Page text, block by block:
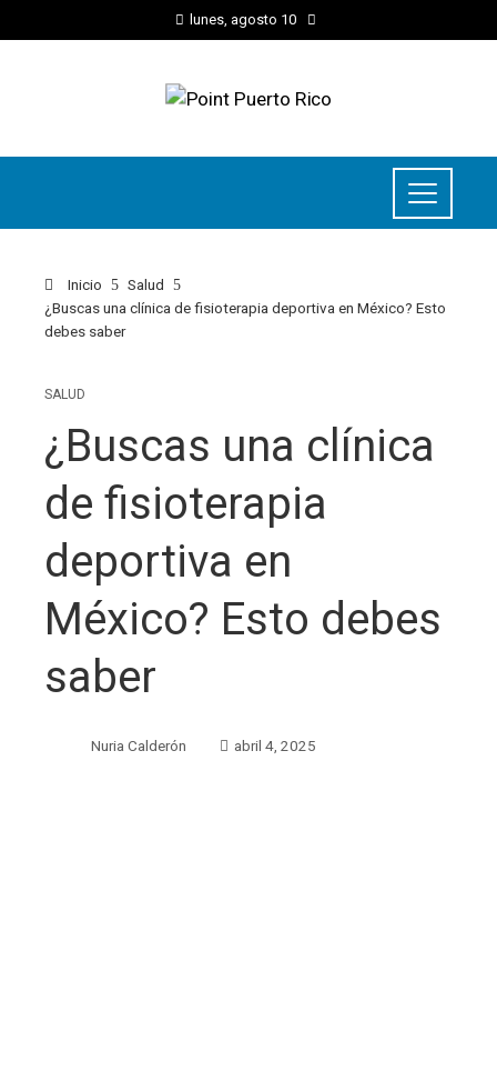
lunes, agosto 10
Inicio
Salud
¿Buscas una clínica de fisioterapia deportiva en México? Esto
debes saber
SALUD
¿Buscas una clínica
de fisioterapia
deportiva en
México? Esto debes
saber
Nuria Calderón abril 4, 2025